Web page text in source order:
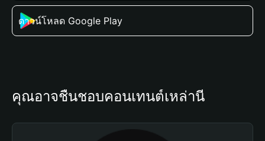
ดาวน์โหลด Google Play
คุณอาจชื่นชอบคอนเทนต์เหล่านี้